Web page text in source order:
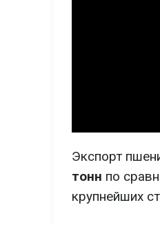
Экспорт
тонн по
крупнейших